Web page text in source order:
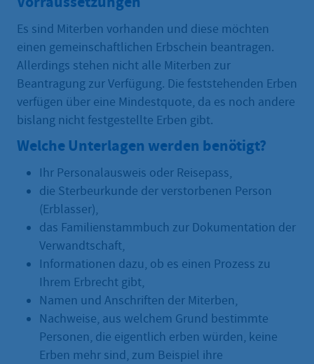
Es sind Miterben vorhanden und diese möchten
einen gemeinschaftlichen Erbschein beantragen.
Allerdings stehen nicht alle Miterben zur
Beantragung zur Verfügung. Die feststehenden Erben
verfügen über eine Mindestquote, da es noch andere
bislang nicht festgestellte Erben gibt.
Welche Unterlagen werden benötigt?
Ihr Personalausweis oder Reisepass,
die Sterbeurkunde der verstorbenen Person
(Erblasser),
das Familienstammbuch zur Dokumentation der
Verwandtschaft,
Informationen dazu, ob es einen Prozess zu
Ihrem Erbrecht gibt,
Namen und Anschriften der Miterben,
Nachweise, aus welchem Grund bestimmte
Personen, die eigentlich erben würden, keine
Erben mehr sind, zum Beispiel ihre